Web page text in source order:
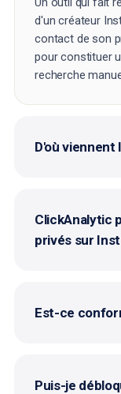
d'un créateur
contact de son
pour constituer
recherche
D'où viennent
ClickAnalytic
privés sur
Est-ce
Puis-je